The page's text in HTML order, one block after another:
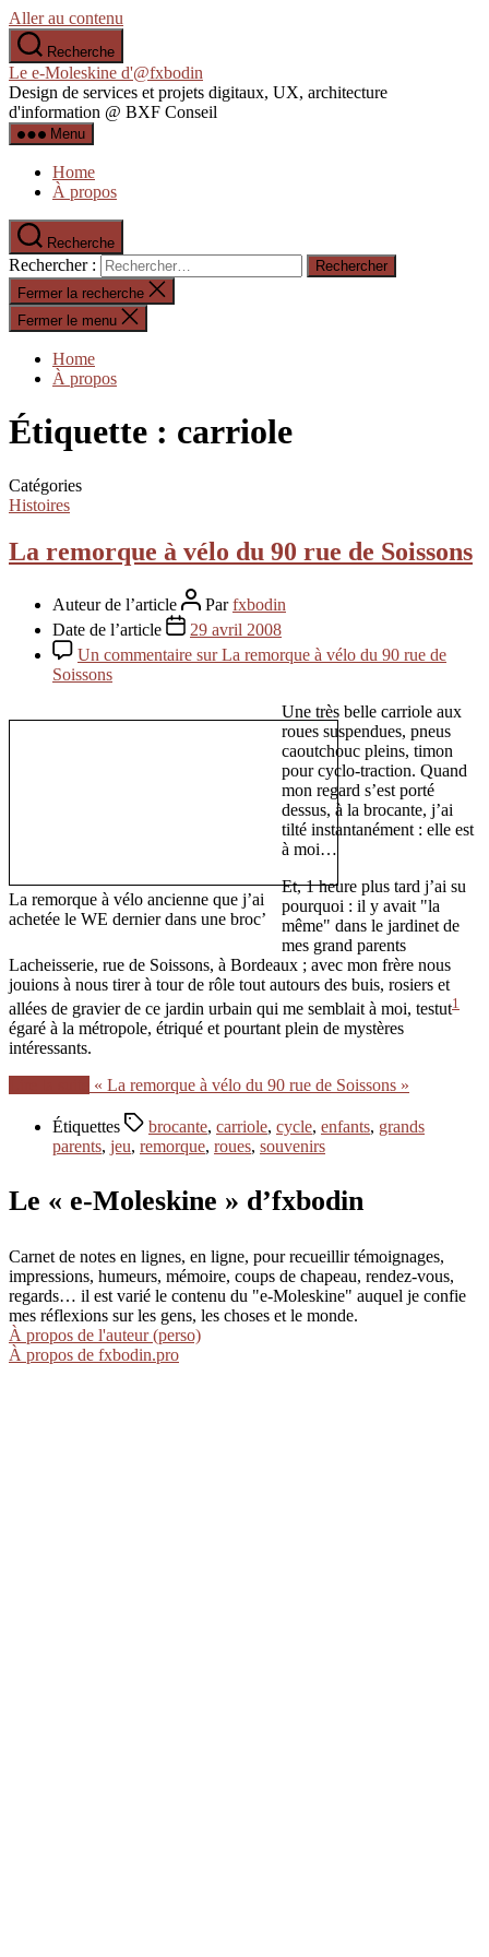
Aller au contenu
Recherche
Le e-Moleskine d'@fxbodin
Design de services et projets digitaux, UX, architecture
d'information @ BXF Conseil
Menu
Home
À propos
Recherche
Rechercher :
Fermer la recherche
Fermer le menu
Home
À propos
Étiquette : carriole
Catégories
Histoires
La remorque à vélo du 90 rue de Soissons
Auteur de l’article Parfxbodin
Date de l’article
29 avril 2008
Un commentaire sur La remorque à vélo du 90 rue de
Soissons
La remorque à vélo ancienne que j’ai
achetée le WE dernier dans une broc’
Une très belle carriole aux
roues suspendues, pneus
caoutchouc pleins, timon
pour cyclo-traction. Quand
mon regard s’est porté
dessus, à la brocante, j’ai
tilté instantanément : elle est
à moi…
Et, 1 heure plus tard j’ai su
pourquoi : il y avait "la
même" dans le jardinet de
mes grand parents
Lacheisserie, rue de Soissons, à Bordeaux ; avec mon frère nous
jouions à nous tirer à tour de rôle tout autours des buis, rosiers et
allées de gravier de ce jardin urbain qui me semblait à moi, testut1
égaré à la métropole, étriqué et pourtant plein de mystères
intéressants.
« La remorque à vélo du 90 rue de Soissons »
Étiquettes brocante, carriole, cycle, enfants, grands
parents, jeu, remorque, roues, souvenirs
Le « e-Moleskine » d’fxbodin
Carnet de notes en lignes, en ligne, pour recueillir témoignages,
impressions, humeurs, mémoire, coups de chapeau, rendez-vous,
regards… il est varié le contenu du "e-Moleskine" auquel je confie
mes réflexions sur les gens, les choses et le monde.
À propos de l'auteur (perso)
À propos de fxbodin.pro